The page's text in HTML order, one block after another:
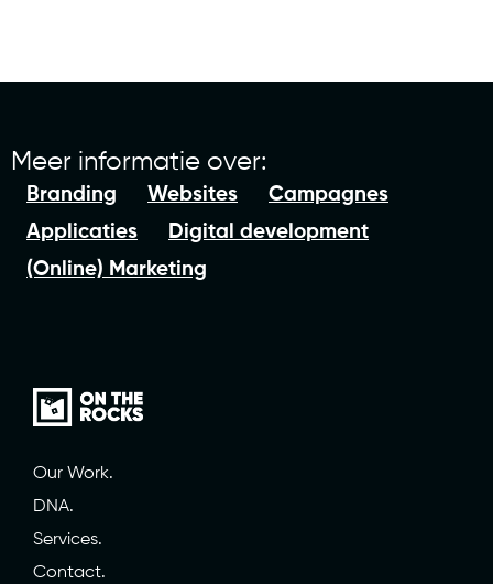
Meer informatie over:
Branding Websites
Campagnes
Applicaties
Digital development
(Online) Marketing
Our Work.
DNA.
Services.
Contact.